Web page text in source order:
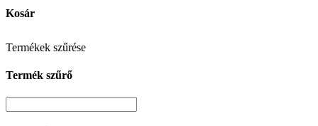
Kosár
Termékek szűrése
Termék szűrő